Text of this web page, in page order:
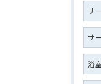
サ
サ
浴